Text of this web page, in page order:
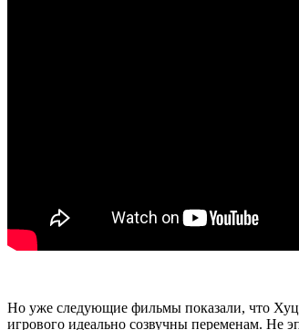
Но уже следующие фильмы показали, что
игрового идеально созвучны переменам. Не